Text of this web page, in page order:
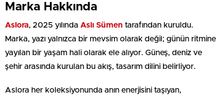
Marka Hakkında
Aslora, 2025 yılında Aslı Sümen tarafından kuruldu.
Marka, yazı yalnızca bir mevsim olarak değil; günün ritmine
yayılan bir yaşam hali olarak ele alıyor. Güneş, deniz ve
şehir arasında kurulan bu akış, tasarım dilini belirliyor.
Aslora her koleksiyonunda anın enerjisini taşıyan,